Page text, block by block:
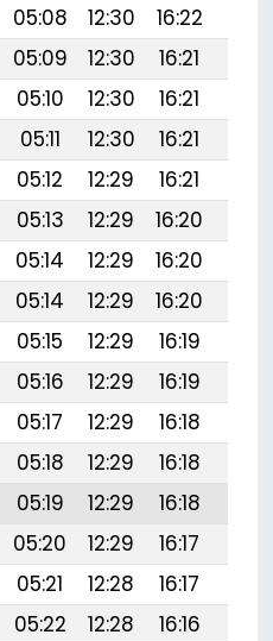
05:08 12:30 16:22
05:09 12:30 16:21
05:10 12:30 16:21
05:11 12:30 16:21
05:12 12:29 16:21
05:13 12:29 16:20
05:14 12:29 16:20
05:14 12:29 16:20
05:15 12:29 16:19
05:16 12:29 16:19
05:17 12:29 16:18
05:18 12:29 16:18
05:19 12:29 16:18
05:20 12:29 16:17
05:21 12:28 16:17
05:22 12:28 16:16